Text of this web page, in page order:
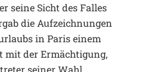
seine Sicht des Falles
die Aufzeichnungen
in Paris einem
mit der Ermächtigung,
seiner Wahl